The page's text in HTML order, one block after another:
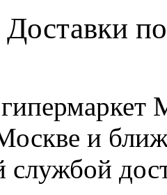
и
службой